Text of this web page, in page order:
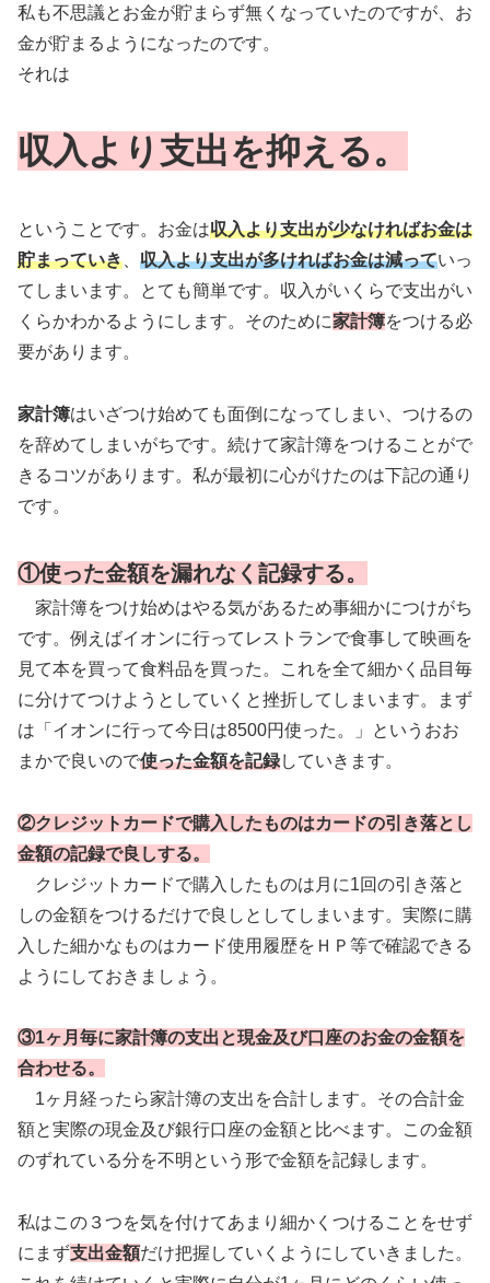
私も不思議とお金が貯まらず無くなっていたのですが、お
金が貯まるようになったのです。
それは
収入より支出を抑える。
ということです。お金は収入より支出が少なければお金は
貯まっていき
収入より支出が多ければお金は減っていっ
てしまいます。とても簡単です。収入がいくらで支出がい
くらかわかるようにします。そのために家計簿をつける必
要があります。
家計簿はいざつけ始めても面倒になってしまい、つけるの
を辞めてしまいがちです。続けて家計簿をつけることがで
きるコツがあります。私が最初に心がけたのは下記の通り
です。
①使った金額を漏れなく記録する。
家計簿をつけ始めはやる気があるため事細かにつけがち
です。例えばイオンに行ってレストランで食事して映画を
見て本を買って食料品を買った。これを全て細かく品目毎
に分けてつけようとしていくと挫折してしまいます。まず
は「イオンに行って今日は8500円使った。」というおお
まかで良いので使った金額を記録していきます。
②クレジットカードで購入したものはカードの引き落とし
金額の記録で良しする。
クレジットカードで購入したものは月に1回の引き落と
しの金額をつけるだけで良しとしてしまいます。実際に購
入した細かなものはカード使用履歴をＨＰ等で確認できる
ようにしておきましょう。
③1ヶ月毎に家計簿の支出と現金及び口座のお金の金額を
合わせる。
1ヶ月経ったら家計簿の支出を合計します。その合計金
額と実際の現金及び銀行口座の金額と比べます。この金額
のずれている分を不明という形で金額を記録します。
私はこの３つを気を付けてあまり細かくつけることをせず
にまず支出金額だけ把握していくようにしていきました。